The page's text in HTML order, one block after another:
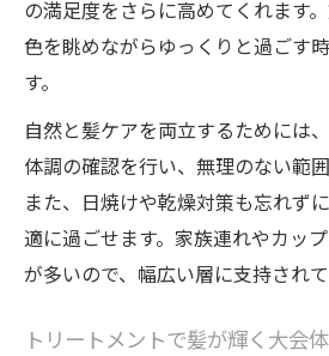
の満足度をさらに高めてくれます
色を眺めながらゆっくりと過ごす
す。
自然と髪ケアを両立するためには
体調の確認を行い、無理のない範
また、日焼けや乾燥対策も忘れず
適に過ごせます。家族連れやカッ
が多いので、幅広い層に支持されて
トリートメントで髪が輝く大会